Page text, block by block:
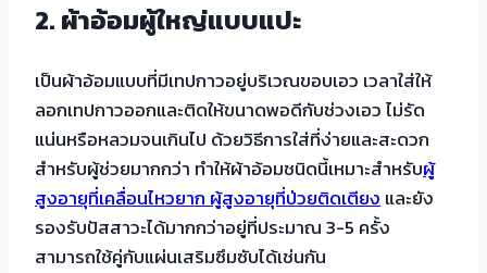
2. ผ้าอ้อมผู้ใหญ่แบบแปะ
เป็นผ้าอ้อมแบบที่มีเทปกาวอยู่บริเวณขอบเอว เวลาใส่ให้
ลอกเทปกาวออกและติดให้ขนาดพอดีกับช่วงเอว ไม่รัด
แน่นหรือหลวมจนเกินไป ด้วยวิธีการใส่ที่ง่ายและสะดวก
สำหรับผู้ช่วยมากกว่า ทำให้ผ้าอ้อมชนิดนี้เหมาะสำหรับผู้
สูงอายุที่เคลื่อนไหวยาก ผู้สูงอายุที่ป่วยติดเตียงและยัง
รองรับปัสสาวะได้มากกว่าอยู่ที่ประมาณ 3-5 ครั้ง
สามารถใช้คู่กับแผ่นเสริมซึมซับได้เช่นกัน